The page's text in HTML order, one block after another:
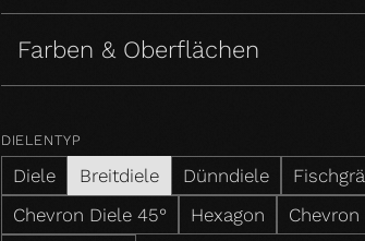
Farben & Oberflächen
DIELENTYP
Diele Breitdiele Dünndiele
Chevron Diele 45°
Hexagon
Chevron